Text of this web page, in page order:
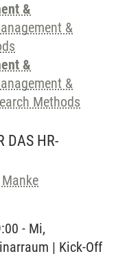
&
&
&
&
Methods
DAS HR-
- Mi,
| Kick-Off